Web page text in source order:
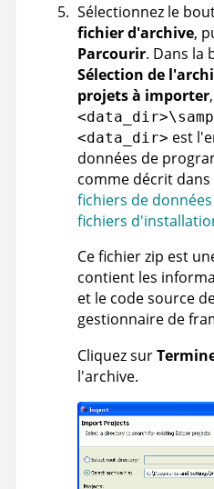
Sélectionnez le
fichier d'archive,
Parcourir. Dans la
Sélection de
projets à importer
<data_dir> est
données de
comme décrit dans
fichiers de
fichiers
Ce fichier zip est
contient les
et le code source
gestionnaire de
Cliquez sur
l'archive.